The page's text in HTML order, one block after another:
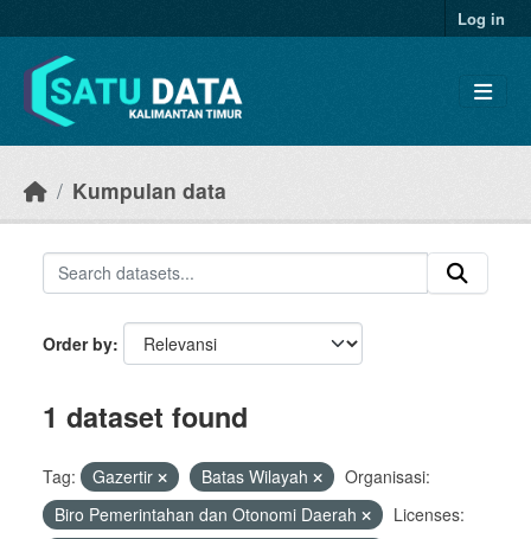
Log in
Kumpulan data
Order by
1 dataset found
Tag: Gazertir Batas Wilayah
Organisasi:
Biro Pemerintahan dan Otonomi Daerah
Licenses: